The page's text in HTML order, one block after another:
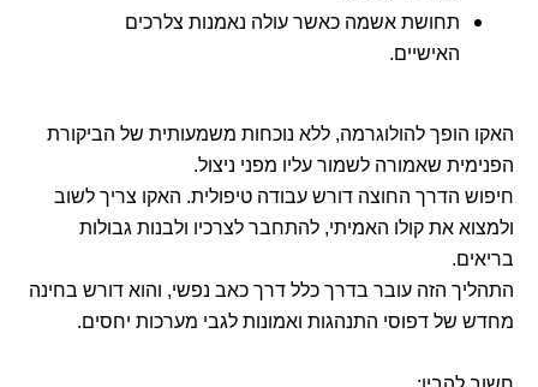
תחושת אשמה כאשר עולה נאמנות צלרכים
האישיים.
האקו הופך להולוגרמה, ללא נוכחות משמעותית של הביקורת
הפנימית שאמורה לשמור עליו מפני ניצול.
חיפוש הדרך החוצה דורש עבודה טיפולית. האקו צריך לשוב
ולמצוא את קולו האמיתי, להתחבר לצרכיו ולבנות גבולות
בריאים.
התהליך הזה עובר בדרך כלל דרך כאב נפשי, והוא דורש בחינה
מחדש של דפוסי התנהגות ואמונות לגבי מערכות יחסים.